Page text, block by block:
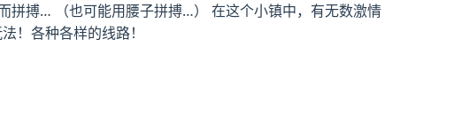
拼搏… （也可能用腰子拼搏…） 在这个小镇中，有无数激情
！各种各样的线路！